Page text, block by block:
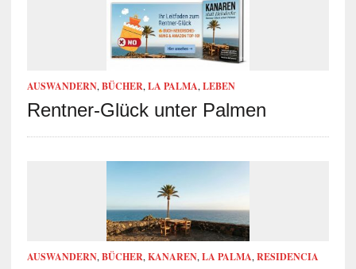
AUSWANDERN,BÜCHER,LA PALMA,LEBEN
Rentner-Glück unter Palmen
AUSWANDERN,BÜCHER,KANAREN,LA PALMA,RESIDENCIA